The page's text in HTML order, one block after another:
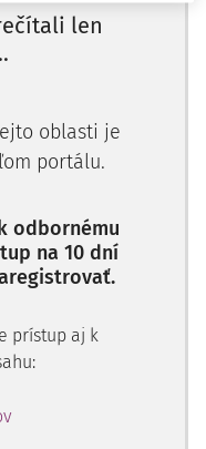
výkladu
v hierarchii ostatních
ve vztahu ke
nástrojů,
výkladové pravidlo
pravidla
v případech, kdy byl
a nikoliv adhezní
zaměřím pouze na
pokusím se zdůraznit,
len
oblasti je
portálu.
odbornému
na 10 dní
prístup aj k